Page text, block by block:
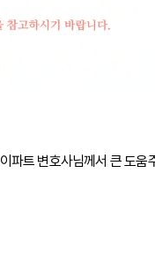
파트 변호사님께서 큰 도